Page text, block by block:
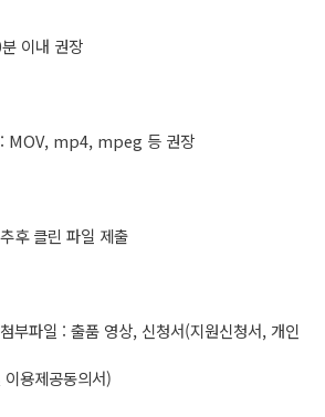
이내 권장
MOV, mp4, mpeg 등 권장
후 클린 파일 제출
부파일 : 출품 영상, 신청서(지원신청서, 개인
용제공동의서)